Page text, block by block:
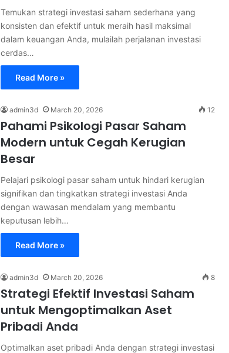
Temukan strategi investasi saham sederhana yang
konsisten dan efektif untuk meraih hasil maksimal
dalam keuangan Anda, mulailah perjalanan investasi
cerdas…
Read More »
admin3d March 20, 2026 12
Pahami Psikologi Pasar Saham
Modern untuk Cegah Kerugian
Besar
Pelajari psikologi pasar saham untuk hindari kerugian
signifikan dan tingkatkan strategi investasi Anda
dengan wawasan mendalam yang membantu
keputusan lebih…
Read More »
admin3d March 20, 2026 8
Strategi Efektif Investasi Saham
untuk Mengoptimalkan Aset
Pribadi Anda
Optimalkan aset pribadi Anda dengan strategi investasi